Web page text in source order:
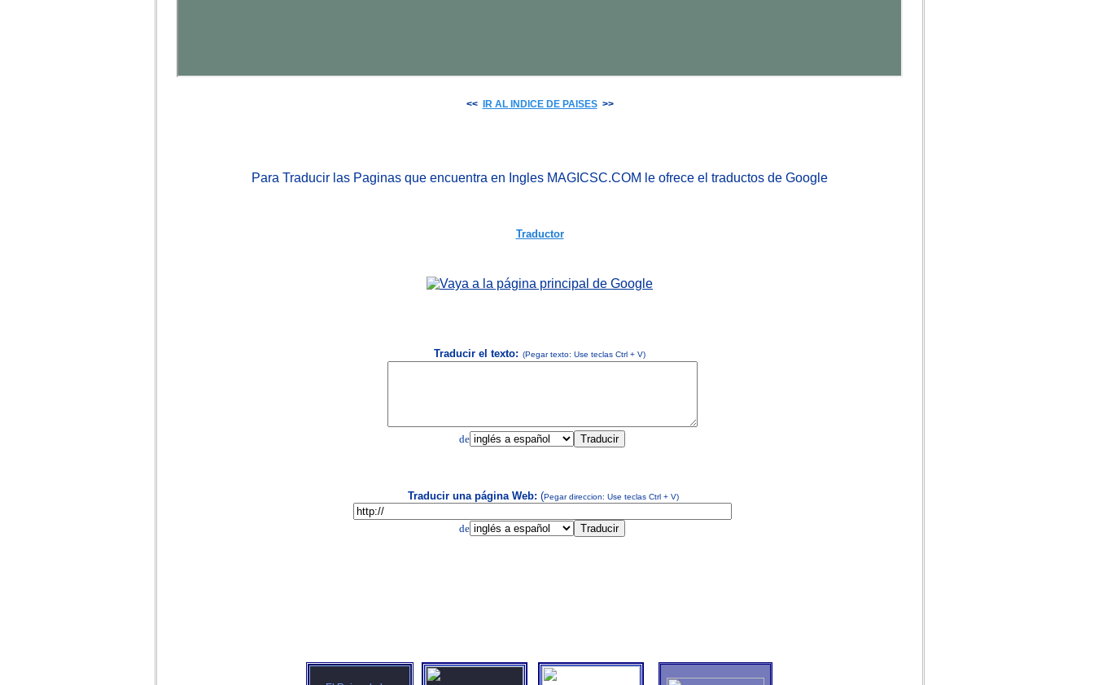
<< IR AL INDICE DE PAISES>>
Para Traducir las Paginas que encuentra en Ingles MAGICSC.COM le ofrece el traductos de Google
Traductor
Traducir el texto: (Pegar texto: Use teclas Ctrl + V)
de
Traducir una página Web: (Pegar direccion: Use teclas Ctrl + V)
de